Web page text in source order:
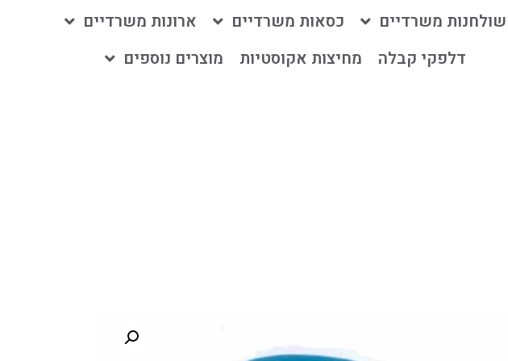
שולחנות משרדיים כסאות משרדיים
ארונות משרדיים
דלפקי קבלה
מחיצות אקוסטיות מוצרים נוספים